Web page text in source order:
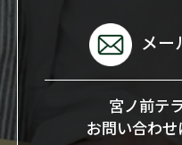
メー
宮ノ前テ
お問い合わ